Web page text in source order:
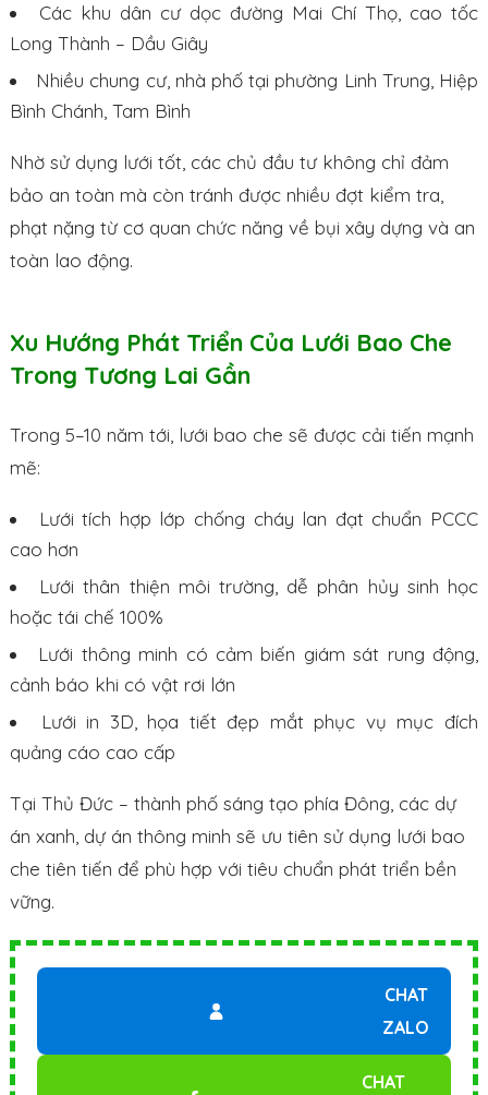
Các khu dân cư dọc đường Mai Chí Thọ, cao tốc
Long Thành – Dầu Giây
Nhiều chung cư, nhà phố tại phường Linh Trung, Hiệp
Bình Chánh, Tam Bình
Nhờ sử dụng lưới tốt, các chủ đầu tư không chỉ đảm
bảo an toàn mà còn tránh được nhiều đợt kiểm tra,
phạt nặng từ cơ quan chức năng về bụi xây dựng và an
toàn lao động.
Xu Hướng Phát Triển Của Lưới Bao Che
Trong Tương Lai Gần
Trong 5–10 năm tới, lưới bao che sẽ được cải tiến mạnh
mẽ:
Lưới tích hợp lớp chống cháy lan đạt chuẩn PCCC
cao hơn
Lưới thân thiện môi trường, dễ phân hủy sinh học
hoặc tái chế 100%
Lưới thông minh có cảm biến giám sát rung động,
cảnh báo khi có vật rơi lớn
Lưới in 3D, họa tiết đẹp mắt phục vụ mục đích
quảng cáo cao cấp
Tại Thủ Đức – thành phố sáng tạo phía Đông, các dự
án xanh, dự án thông minh sẽ ưu tiên sử dụng lưới bao
che tiên tiến để phù hợp với tiêu chuẩn phát triển bền
vững.
CHAT
ZALO
CHAT